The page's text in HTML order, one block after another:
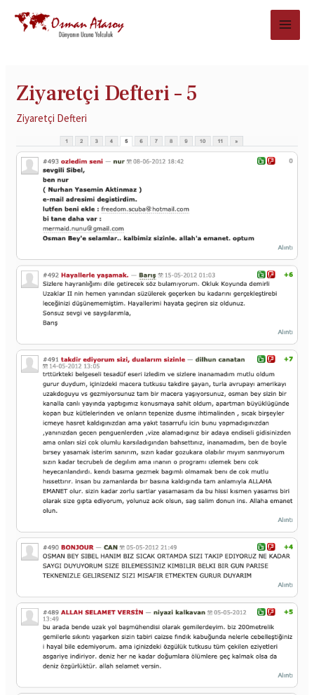
Ziyaretçi Defteri – 5
Ziyaretçi Defteri